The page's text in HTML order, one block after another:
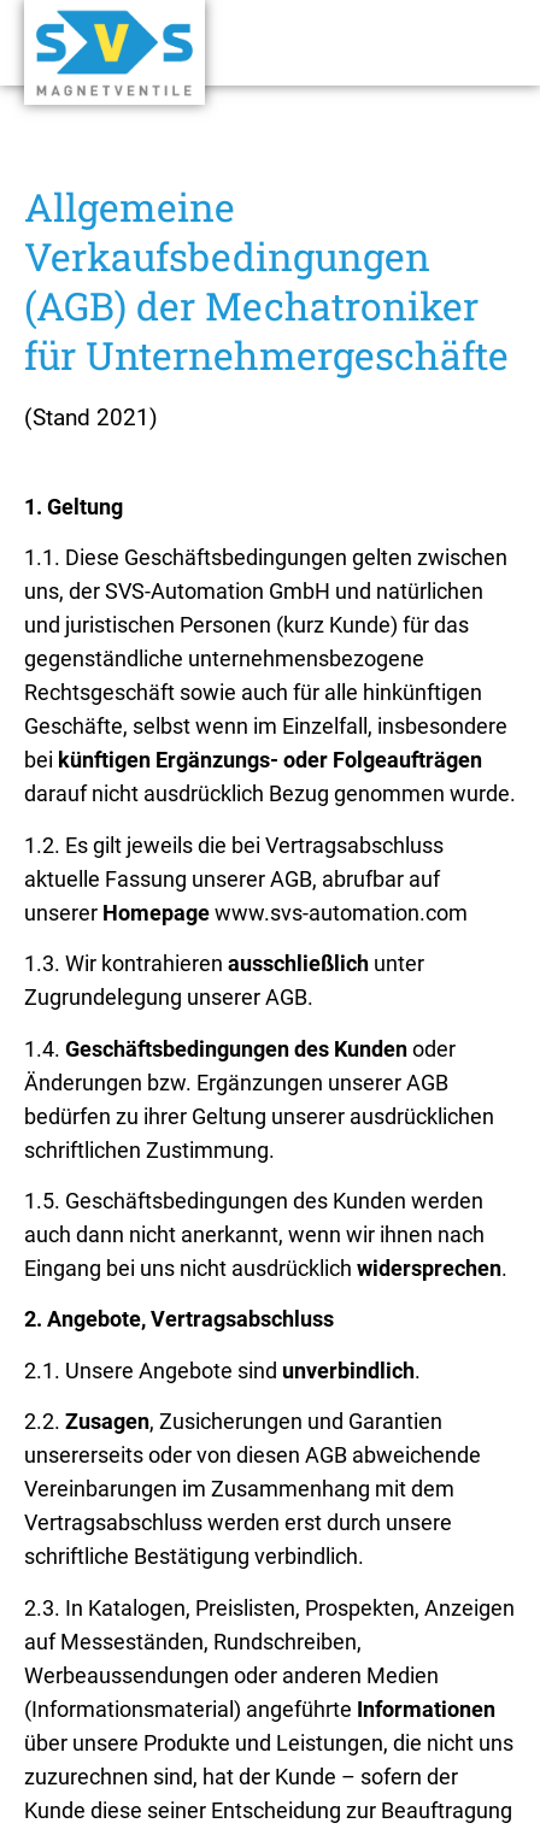
Allgemeine
Verkaufsbedingungen
(AGB) der Mechatroniker
für Unternehmergeschäfte
(Stand 2021)
1. Geltung
1.1. Diese Geschäftsbedingungen gelten zwischen
uns, der SVS-Automation GmbH und natürlichen
und juristischen Personen (kurz Kunde) für das
gegenständliche unternehmensbezogene
Rechtsgeschäft sowie auch für alle hinkünftigen
Geschäfte, selbst wenn im Einzelfall, insbesondere
bei künftigen Ergänzungs- oder Folgeaufträgen
darauf nicht ausdrücklich Bezug genommen wurde.
1.2. Es gilt jeweils die bei Vertragsabschluss
aktuelle Fassung unserer AGB, abrufbar auf
unserer Homepage www.svs-automation.com
1.3. Wir kontrahieren ausschließlich unter
Zugrundelegung unserer AGB.
1.4. Geschäftsbedingungen des Kunden oder
Änderungen bzw. Ergänzungen unserer AGB
bedürfen zu ihrer Geltung unserer ausdrücklichen
schriftlichen Zustimmung.
1.5. Geschäftsbedingungen des Kunden werden
auch dann nicht anerkannt, wenn wir ihnen nach
Eingang bei uns nicht ausdrücklich widersprechen.
2. Angebote, Vertragsabschluss
2.1. Unsere Angebote sind unverbindlich.
2.2. Zusagen, Zusicherungen und Garantien
unsererseits oder von diesen AGB abweichende
Vereinbarungen im Zusammenhang mit dem
Vertragsabschluss werden erst durch unsere
schriftliche Bestätigung verbindlich.
2.3. In Katalogen, Preislisten, Prospekten, Anzeigen
auf Messeständen, Rundschreiben,
Werbeaussendungen oder anderen Medien
(Informationsmaterial) angeführte Informationen
über unsere Produkte und Leistungen, die nicht uns
zuzurechnen sind, hat der Kunde – sofern der
Kunde diese seiner Entscheidung zur Beauftragung